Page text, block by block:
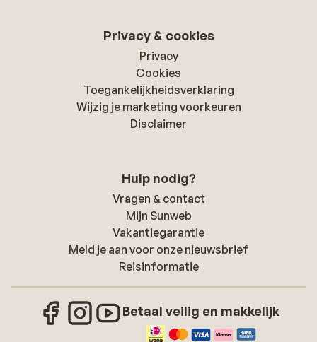
Privacy & cookies
Privacy
Cookies
Toegankelijkheidsverklaring
Wijzig je marketing voorkeuren
Disclaimer
Hulp nodig?
Vragen & contact
Mijn Sunweb
Vakantiegarantie
Meld je aan voor onze nieuwsbrief
Reisinformatie
Betaal veilig en makkelijk